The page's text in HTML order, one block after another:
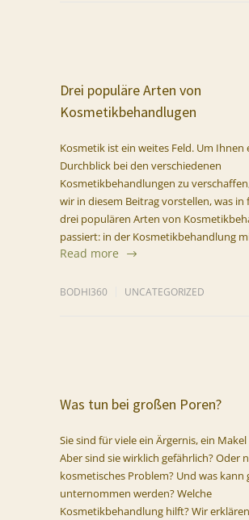
Drei populäre Arten von
Kosmetikbehandlugen
Kosmetik ist ein weites Feld. Um Ihnen
Durchblick bei den verschiedenen
Kosmetikbehandlungen zu
wir in diesem Beitrag vorstellen, was in
drei populären Arten von
passiert: in der Kosmetikbehandlung
Read more
BODHI360 UNCATEGORIZED
Was tun bei großen Poren?
Sie sind für viele ein Ärgernis, ein
Aber sind sie wirklich gefährlich? Oder
kosmetisches Problem? Und was kann
unternommen werden? Welche
Kosmetikbehandlung hilft? Wir